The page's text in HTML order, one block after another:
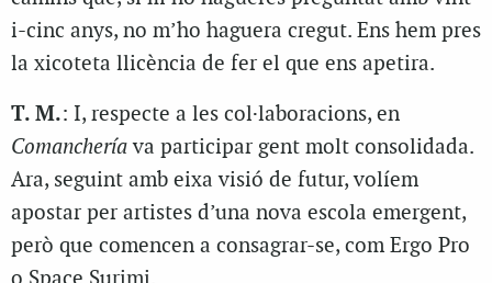
i-cinc anys, no m’ho haguera cregut. Ens hem pres
la xicoteta llicència de fer el que ens apetira.
T. M.: I, respecte a les col·laboracions, en
Comancheríava participar gent molt consolidada.
Ara, seguint amb eixa visió de futur, volíem
apostar per artistes d’una nova escola emergent,
però que comencen a consagrar-se, com Ergo Pro